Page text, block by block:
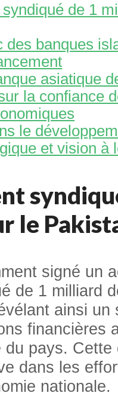
de 1
des banques
asiatique
la confiance
le
et vision à
le
signé un
de 1 milliard
ainsi un
financières
pays. Cette
dans les
nationale.